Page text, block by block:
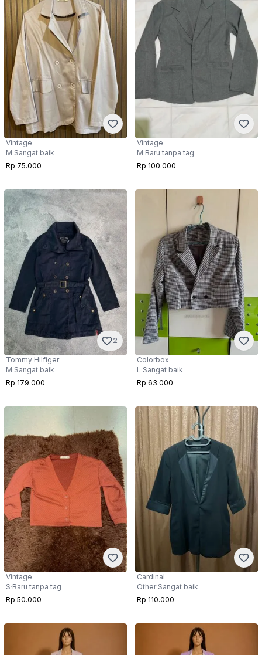
Vintage
M·Sangat baik
Rp 75.000
Vintage
M·Baru tanpa tag
Rp 100.000
2
Tommy Hilfiger
M·Sangat baik
Rp 179.000
Colorbox
L·Sangat baik
Rp 63.000
Vintage
S·Baru tanpa tag
Rp 50.000
Cardinal
Other·Sangat baik
Rp 110.000